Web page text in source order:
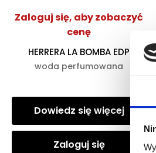
Zaloguj się, aby zobaczyć
cenę
HERRERA LA BOMBA EDP
woda perfumowana
Dowiedz się więcej
Zaloguj się